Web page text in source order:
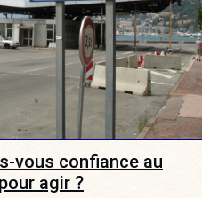
vous confiance au
agir ?